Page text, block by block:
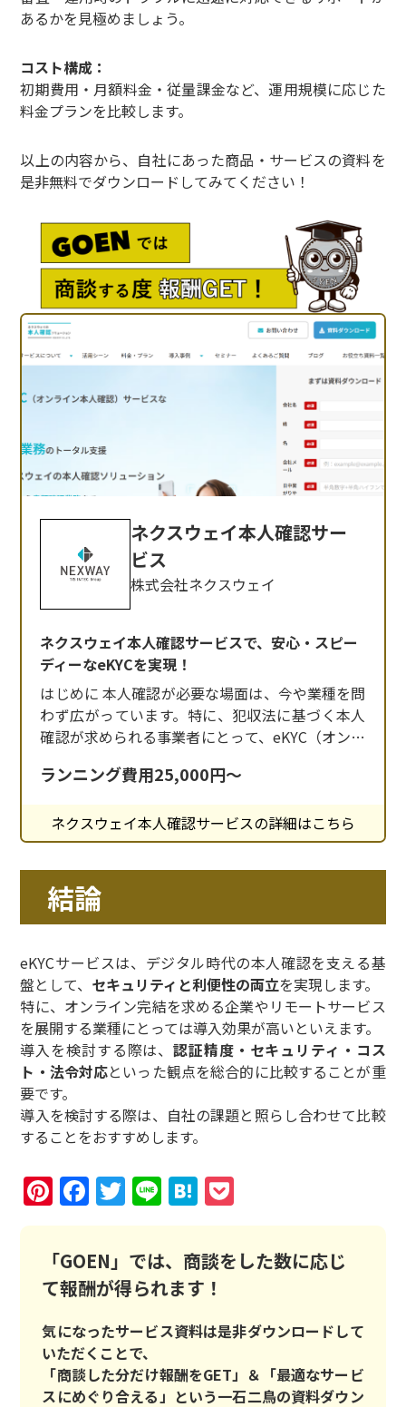
あるかを見極めましょう。
コスト構成：
初期費用・月額料金・従量課金など、運用規模に応じた
料金プランを比較します。
以上の内容から、自社にあった商品・サービスの資料を
是非無料でダウンロードしてみてください！
ネクスウェイ本人確認サー
ビス
株式会社ネクスウェイ
ネクスウェイ本人確認サービスで、安心・スピー
ディーなeKYCを実現！
はじめに 本人確認が必要な場面は、今や業種を問
わず広がっています。特に、犯収法に基づく本人
確認が求められる事業者にとって、eKYC（オンラ
す。 「手間を減らしたい」「セキュリティは万全
にしたい」「導入はなるべく早くしたい」そんな
企業のニーズに応えるのが、ネクスウェイ本人確
認サービスです。 今回は、230社以上が導入し
ランニング費用25,000円～
ネクスウェイ本人確認サービスの詳細はこちら
結論
eKYCサービスは、デジタル時代の本人確認を支える基
盤として、 セキュリティと利便性の両立を実現します。
特に、オンライン完結を求める企業やリモートサービス
を展開する業種にとっては導入効果が高いといえます。
導入を検討する際は、認証精度・セキュリティ・コス
ト・法令対応といった観点を総合的に比較することが重
要です。
導入を検討する際は、自社の課題と照らし合わせて比較
することをおすすめします。
Pinterest
Facebook
Twitter
LineHatena
「GOEN」では、商談をした数に応じ
て報酬が得られます！
気になったサービス資料は是非ダウンロードして
いただくことで、
「商談した分だけ報酬をGET」＆「最適なサービ
スにめぐり合える」という一石二鳥の資料ダウン